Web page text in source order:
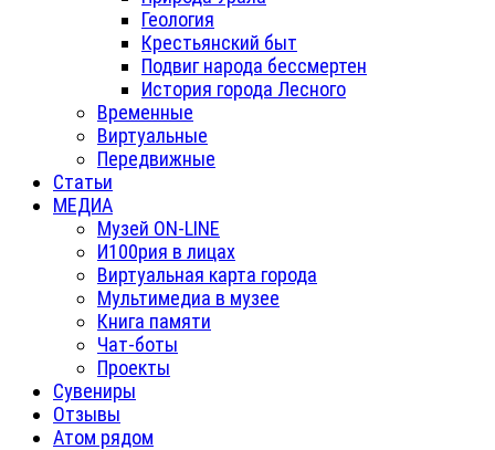
Геология
Крестьянский быт
Подвиг народа бессмертен
История города Лесного
Временные
Виртуальные
Передвижные
Статьи
МЕДИА
Музей ON-LINE
И100рия в лицах
Виртуальная карта города
Мультимедиа в музее
Книга памяти
Чат-боты
Проекты
Сувениры
Отзывы
Атом рядом